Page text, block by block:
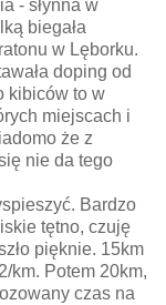
- słynna w
biegała
w Lęborku.
doping od
kibiców to w
miejscach i
że z
nie da tego
Bardzo
tętno, czuję
pięknie. 15km
km. Potem 20km,
czas na